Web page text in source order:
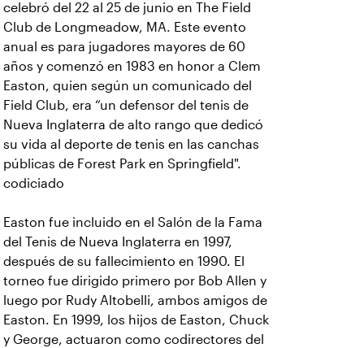
celebró del 22 al 25 de junio en The Field
Club de Longmeadow, MA. Este evento
anual es para jugadores mayores de 60
años y comenzó en 1983 en honor a Clem
Easton, quien según un comunicado del
Field Club, era “un defensor del tenis de
Nueva Inglaterra de alto rango que dedicó
su vida al deporte de tenis en las canchas
públicas de Forest Park en Springfield".
codiciado
Easton fue incluido en el Salón de la Fama
del Tenis de Nueva Inglaterra en 1997,
después de su fallecimiento en 1990. El
torneo fue dirigido primero por Bob Allen y
luego por Rudy Altobelli, ambos amigos de
Easton. En 1999, los hijos de Easton, Chuck
y George, actuaron como codirectores del